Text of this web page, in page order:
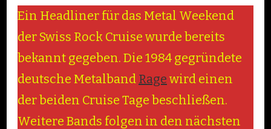
Ein Headliner für das Metal Weekend
der Swiss Rock Cruise wurde bereits
bekannt gegeben. Die 1984 gegründete
deutsche Metalband Rage wird einen
der beiden Cruise Tage beschließen.
Weitere Bands folgen in den nächsten